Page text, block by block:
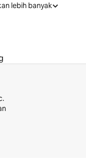
lebih banyak